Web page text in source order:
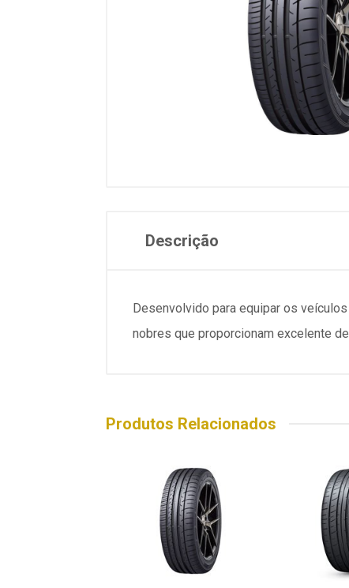
Descrição
Desenvolvido para equipar os
nobres que proporcionam excelente
Produtos Relacionados